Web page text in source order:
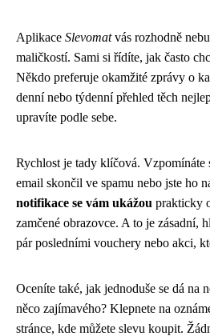
Aplikace Slevomatvás rozhodně
maličkostí. Sami si řídíte, jak často
Někdo preferuje okamžité zprávy o
denní nebo týdenní přehled těch
upravíte podle sebe.
Rychlost je tady klíčová.
email skončil ve spamu nebo jste ho
notifikace se vám ukážou prakticky
zamčené obrazovce. A to je zásadní,
pár posledními vouchery nebo akci,
Oceníte také, jak jednoduše se dá na
něco zajímavého? Klepnete na
stránce, kde můžete slevu koupit.